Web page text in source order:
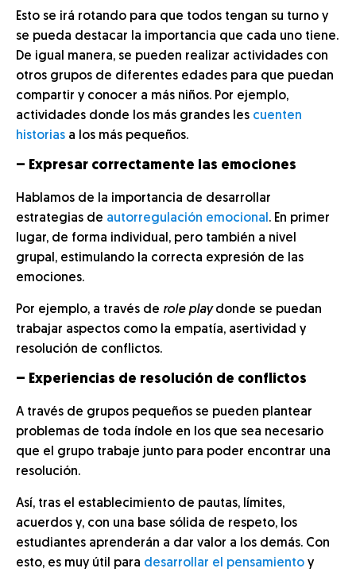
Esto se irá rotando para que todos tengan su turno y
se pueda destacar la importancia que cada uno tiene.
De igual manera, se pueden realizar actividades con
otros grupos de diferentes edades para que puedan
compartir y conocer a más niños. Por ejemplo,
actividades donde los más grandes les cuenten
historias a los más pequeños.
– Expresar correctamente las emociones
Hablamos de la importancia de desarrollar
estrategias de autorregulación emocional . En primer
lugar, de forma individual, pero también a nivel
grupal, estimulando la correcta expresión de las
emociones.
Por ejemplo, a través de role playdonde se puedan
trabajar aspectos como la empatía, asertividad y
resolución de conflictos.
– Experiencias de resolución de conflictos
A través de grupos pequeños se pueden plantear
problemas de toda índole en los que sea necesario
que el grupo trabaje junto para poder encontrar una
resolución.
Así, tras el establecimiento de pautas, límites,
acuerdos y, con una base sólida de respeto, los
estudiantes aprenderán a dar valor a los demás. Con
esto, es muy útil para desarrollar el pensamiento y